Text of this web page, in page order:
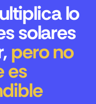
lo
solares
pero no
es